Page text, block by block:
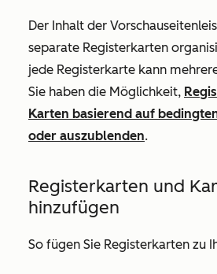
Der Inhalt der
separate Registerkarten
jede Registerkarte kann
Sie haben die Möglichkeit,
Karten basierend auf
oder auszublenden.
Registerkarten und
hinzufügen
So fügen Sie Registerkarten zu